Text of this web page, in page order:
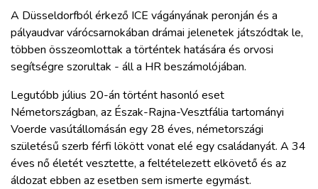
A Düsseldorfból érkező ICE vágányának peronján és a
pályaudvar várócsarnokában drámai jelenetek játszódtak le,
többen összeomlottak a történtek hatására és orvosi
segítségre szorultak - áll a HR beszámolójában.
Legutóbb július 20-án történt hasonló eset
Németországban, az Észak-Rajna-Vesztfália tartományi
Voerde vasútállomásán egy 28 éves, németországi
születésű szerb férfi lökött vonat elé egy családanyát. A 34
éves nő életét vesztette, a feltételezett elkövető és az
áldozat ebben az esetben sem ismerte egymást.